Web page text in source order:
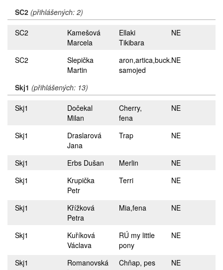
SC2 (přihlášených: 2)
SC2
Kamešová
Marcela
Ellaki
Tikibara
NE
SC2
Slepička
Martin
aron,artica,buck.
samojed
NE
Skj1 (přihlášených: 13)
Skj1
Dočekal
Milan
Cherry,
fena
NE
Skj1
Draslarová
Jana
Trap NE
Skj1 Erbs Dušan Merlin
NE
Skj1
Krupička
Petr
Terri NE
Skj1
Křížková
Petra
Mia,fena NE
Skj1
Kuříková
Václava
RÚ my little
pony
NE
Skj1
Romanovská
Chňap, pes NE